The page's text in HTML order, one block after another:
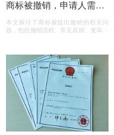
商标被撤销，申请人需担
本文探讨了商标被提出撤销的相关问
题，包括撤销流程、常见原因、复审与
利人提供了全面的指导。